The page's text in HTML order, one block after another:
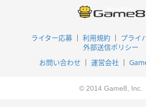
ライター応募 利用規約
プライ
外部送信ポリシー
お問い合わせ
運営会社
© 2014 Game8, Inc.